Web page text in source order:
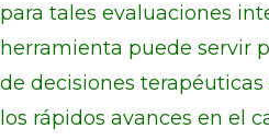
para tales evaluaciones
herramienta puede servir
de decisiones
los rápidos avances en el